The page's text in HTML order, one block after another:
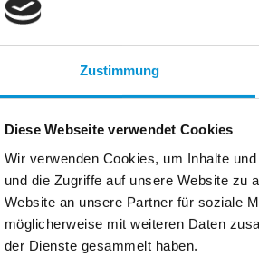
Zustimmung
Diese Webseite verwendet Cookies
Wir verwenden Cookies, um Inhalte
und die Zugriffe auf unsere Website zu
Website an unsere Partner für soziale
möglicherweise mit weiteren Daten
der Dienste gesammelt haben.